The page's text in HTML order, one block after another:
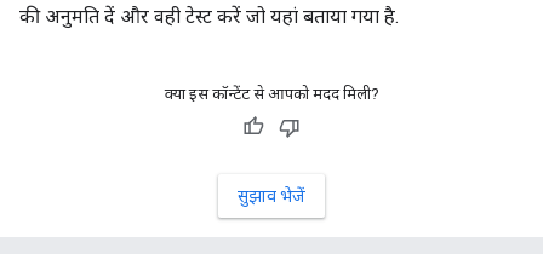
की अनुमति दें और वही टेस्ट करें जो यहां बताया गया है.
क्या इस कॉन्टेंट से आपको मदद मिली?
सुझाव भेजें